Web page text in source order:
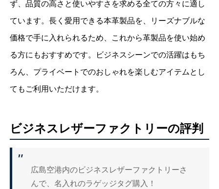
ず、品質の高さと使いやすさを求める全ての方々に適し
ています。長く愛用できる本革製品を、リーズナブルな
価格で手に入れられるため、これから革製品を使い始め
る方にもおすすめです。ビジネスシーンでの活躍はもち
ろん、プライベートでのおしゃれを楽しむアイテムとし
てもご利用いただけます。
ビジネスレザーファクトリーの評判
広島空港内のビジネスレザーファクトリーさ
んで、名入れのラゲッジタグ購入！